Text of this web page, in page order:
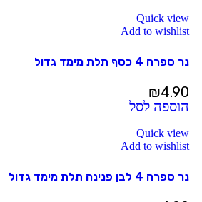
Quick view
Add to wishlist
נר ספרה 4 כסף תלת מימד גדול
₪4.90
הוספה לסל
Quick view
Add to wishlist
נר ספרה 4 לבן פנינה תלת מימד גדול